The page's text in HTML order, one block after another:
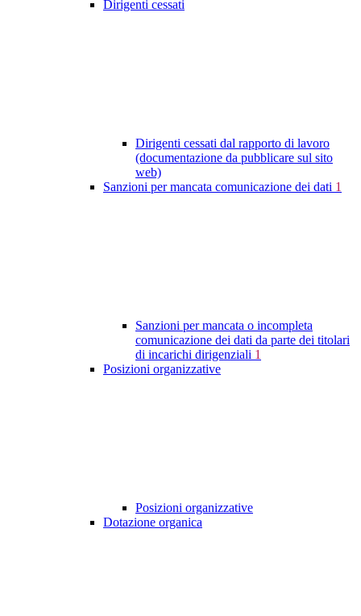
Dirigenti cessati
Dirigenti cessati dal rapporto di lavoro
(documentazione da pubblicare sul sito
web)
Sanzioni per mancata comunicazione dei dati 1
Sanzioni per mancata o incompleta
comunicazione dei dati da parte dei titolari
di incarichi dirigenziali 1
Posizioni organizzative
Posizioni organizzative
Dotazione organica